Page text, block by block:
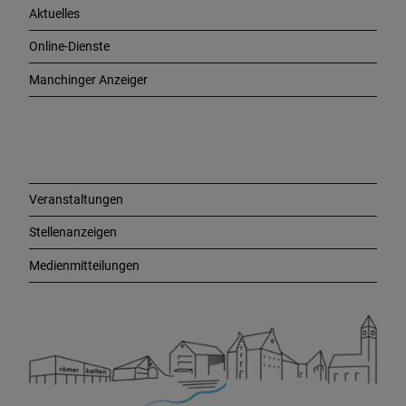
Aktuelles
Online-Dienste
Manchinger Anzeiger
Veranstaltungen
Stellenanzeigen
Medienmitteilungen